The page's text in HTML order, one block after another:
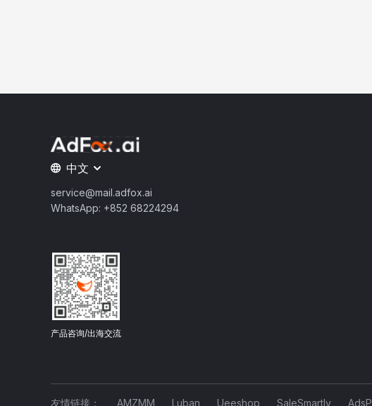
中文
service@mail.adfox.ai
WhatsApp: +852 68224294
产品咨询/出海交流
友情链接： AMZMM Luban Ueeshop SaleSmartly